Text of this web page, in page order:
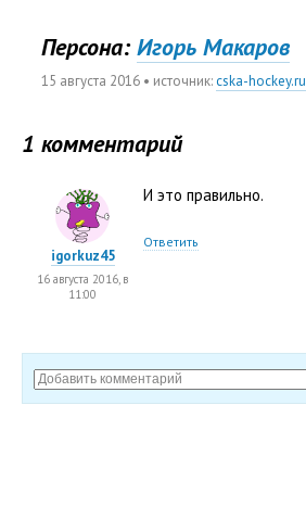
Персона: Игорь Макаров
15 августа 2016 • источник:cska-hockey.ru
1 комментарий
И это правильно.
Ответить
igorkuz45
16 августа 2016, в
11:00